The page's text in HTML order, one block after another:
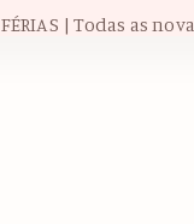
FÉRIAS | Todas as